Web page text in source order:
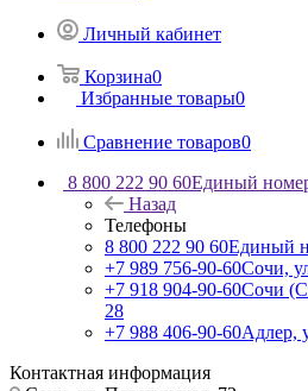
Личный кабинет
Корзина0
Избранные товары0
Сравнение товаров0
8 800 222 90 60Единый
Назад
Телефоны
8 800 222 90 60Единый
+7 989 756-90-60Сочи,
+7 918 904-90-60Сочи
28
+7 988 406-90-60Адлер,
Контактная информация